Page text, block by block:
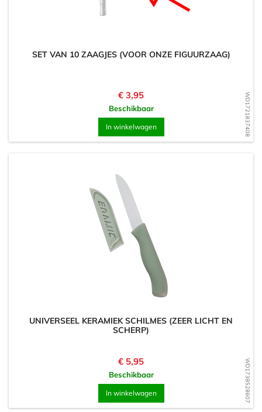
WD1721837408
SET VAN 10 ZAAGJES (VOOR ONZE FIGUURZAAG)
Prijs
€ 3,95
Beschikbaar
In winkelwagen
WD1738528607
UNIVERSEEL KERAMIEK SCHILMES (ZEER LICHT EN
SCHERP)
Prijs
€ 5,95
Beschikbaar
In winkelwagen